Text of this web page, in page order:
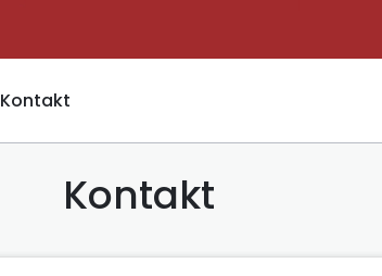
Kontakt
Kontakt